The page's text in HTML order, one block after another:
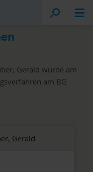
Gerald wurde am
am BG
Gerald